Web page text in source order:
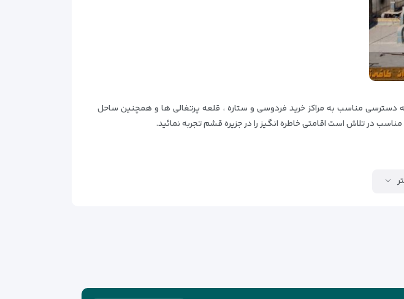
در این مجموعه دسترسی مناسب به مراکز خرید فردوسی و ستاره ، قلعه پرتغالی ها و همچنین ساحل
در تلاش است اقامتی خاطره انگیز را در جزیره قشم تجربه نمائید.